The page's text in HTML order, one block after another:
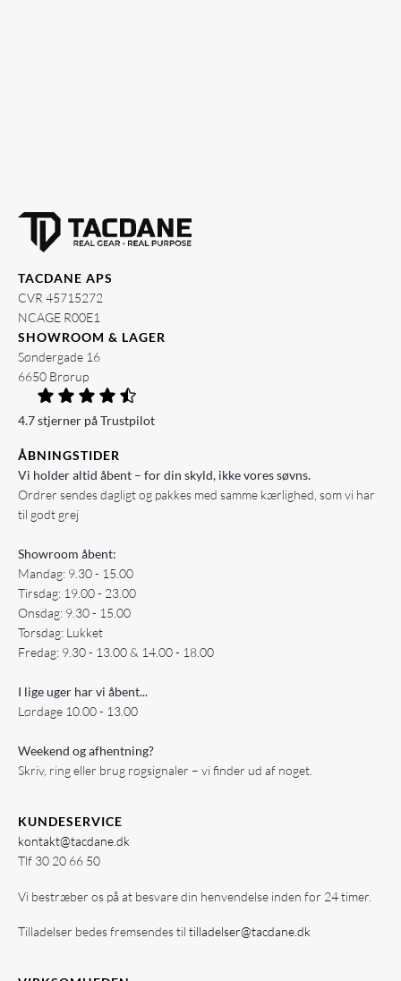
TACDANE APS
CVR 45715272
NCAGE R00E1
SHOWROOM & LAGER
Søndergade 16
6650 Brørup
4.7 stjerner på Trustpilot
ÅBNINGSTIDER
Vi holder altid åbent – for din skyld, ikke vores søvns.
Ordrer sendes dagligt og pakkes med samme kærlighed, som vi har
til godt grej
Showroom åbent:
Mandag: 9.30 - 15.00
Tirsdag: 19.00 - 23.00
Onsdag: 9.30 - 15.00
Torsdag: Lukket
Fredag: 9.30 - 13.00 & 14.00 - 18.00
I lige uger har vi åbent...
Lørdage 10.00 - 13.00
Weekend og afhentning?
Skriv, ring eller brug røgsignaler – vi finder ud af noget.
KUNDESERVICE
kontakt@tacdane.dk
Tlf 30 20 66 50
Vi bestræber os på at besvare din henvendelse inden for 24 timer.
Tilladelser bedes fremsendes til tilladelser@tacdane.dk